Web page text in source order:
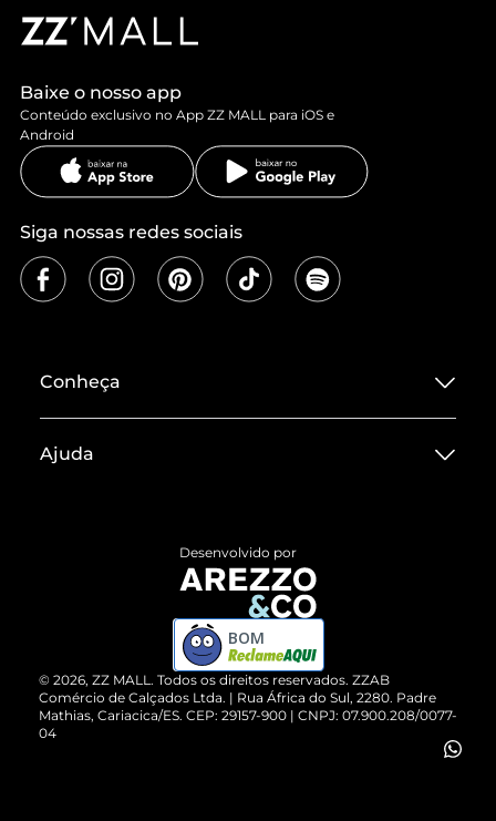
Baixe o nosso app
Conteúdo exclusivo no App ZZ MALL para iOS e
Android
Siga nossas redes sociais
Conheça
Termos de Uso
ZZ MALL é confiável
Cartão Presente
Vendas Corporativas
Ajuda
Devolução do Produto
Compre pelo WhatsApp
© 2026, ZZ MALL. Todos os direitos reservados. ZZAB
Comércio de Calçados Ltda. | Rua África do Sul, 2280. Padre
Mathias, Cariacica/ES. CEP: 29157-900 | CNPJ: 07.900.208/0077-
04
Desenvolvido por
BOM